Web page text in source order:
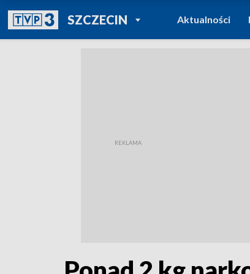
SZCZECINPOWRÓT DO
TVP REGIONY
Aktualności